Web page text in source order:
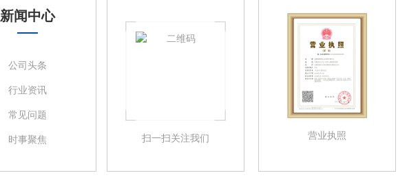
新闻中心
公司头条
行业资讯
常见问题
时事聚焦 扫一扫关注我们 营业执照